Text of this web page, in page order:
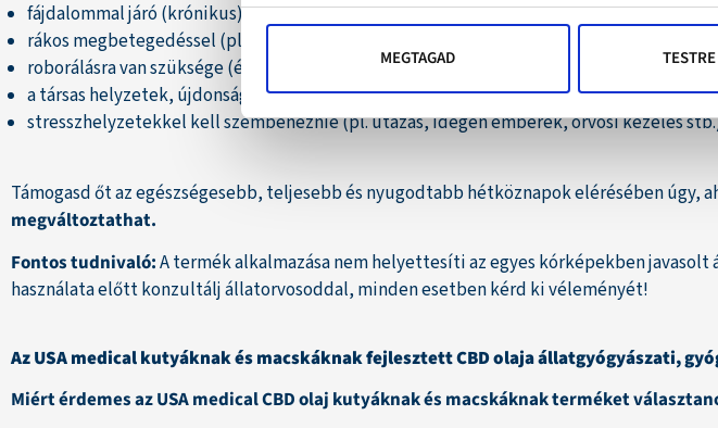
MEGTAGAD
fájdalommal járó (krónikus) ízületi vagy más mozgásszervi bántalmak kínozzák;
rákos megbetegedéssel (pl.: Lymphoma) kell megküzdenie;
roborálásra van szüksége (étvágytalanság ellen vagy legyengül szervezet erősítésére);
a társas helyzetek, újdonságok, a változások gyakran okoznak szorongásos panaszokat;
stresszhelyzetekkel kell szembenéznie (pl. utazás, idegen emberek, orvosi kezelés
Támogasd őt az egészségesebb, teljesebb és nyugodtabb hétköznapok elérésében úgy,
megváltoztathat.
Fontos tudnivaló:A termék alkalmazása nem helyettesíti az egyes kórképekben
használata előtt konzultálj állatorvosoddal, minden esetben kérd ki véleményét!
Az USA medical kutyáknak és macskáknak fejlesztett CBD olaja állatgyógyászati,
Miért érdemes az USA medical CBD olaj kutyáknak és macskáknak terméket